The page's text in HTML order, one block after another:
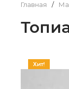
Главная /
Хит!